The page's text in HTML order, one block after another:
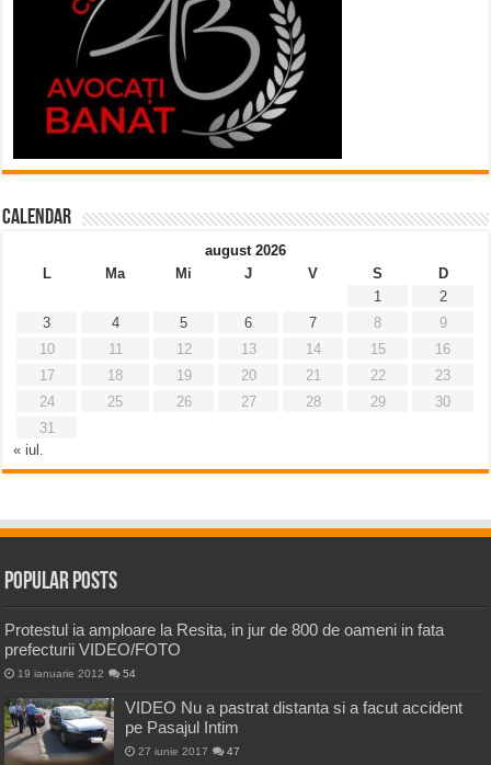
Calendar
august 2026
L
Ma Mi J V S
D
1
2
3
4 5 6 7 8
9
10
11 12 13 14 15
16
17
18 19 20 21 22
23
24
25 26 27 28 29
30
31
« iul.
Popular Posts
Protestul ia amploare la Resita, in jur de 800 de oameni in fata
prefecturii VIDEO/FOTO
19 ianuarie 2012 54
VIDEO Nu a pastrat distanta si a facut accident
pe Pasajul Intim
27 iunie 2017 47